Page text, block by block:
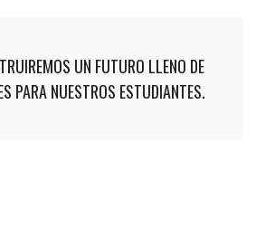
UN FUTURO LLENO DE
PARA NUESTROS ESTUDIANTES.